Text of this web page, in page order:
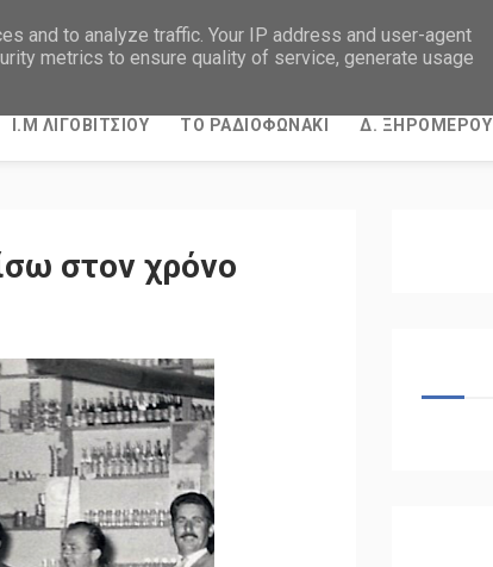
Ι.Μ ΛΙΓΟΒΙΤΣΙΟΥ ΤΟ ΡΑΔΙΟΦΩΝΑΚΙ Δ. ΞΗΡΟΜΕΡΟΥ
στον χρόνο
and to analyze traffic. Your IP address and user-agent
metrics to ensure quality of service, generate usage